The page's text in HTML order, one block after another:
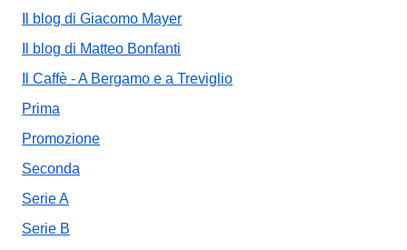
Il blog di Giacomo Mayer
Il blog di Matteo Bonfanti
Il Caffè - A Bergamo e a Treviglio
Prima
Promozione
Seconda
Serie A
Serie B